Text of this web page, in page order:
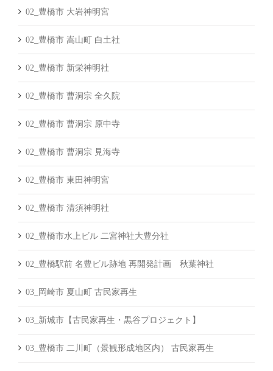
02_豊橋市 大岩神明宮
02_豊橋市 嵩山町 白土社
02_豊橋市 新栄神明社
02_豊橋市 曹洞宗 全久院
02_豊橋市 曹洞宗 原中寺
02_豊橋市 曹洞宗 見海寺
02_豊橋市 東田神明宮
02_豊橋市 清須神明社
02_豊橋市水上ビル 二宮神社大豊分社
02_豊橋駅前 名豊ビル跡地 再開発計画 秋葉神社
03_岡崎市 夏山町 古民家再生
03_新城市【古民家再生・黒谷プロジェクト】
03_豊橋市 二川町（景観形成地区内） 古民家再生